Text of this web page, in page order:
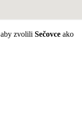
aby zvolili Sečovce ako